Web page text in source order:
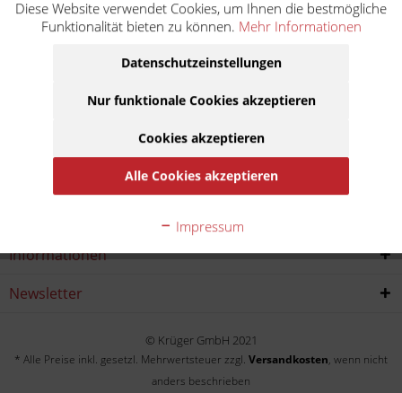
TE 310 (Einspritzer) A204AA
Informationen
Newsletter
© Krüger GmbH 2021
* Alle Preise inkl. gesetzl. Mehrwertsteuer zzgl. Versandkosten, wenn nicht
anders beschrieben
Diese Website verwendet Cookies, um Ihnen die bestmögliche
Funktionalität bieten zu können. Mehr Informationen
Datenschutzeinstellungen
Nur funktionale Cookies akzeptieren
Cookies akzeptieren
Alle Cookies akzeptieren
Impressum